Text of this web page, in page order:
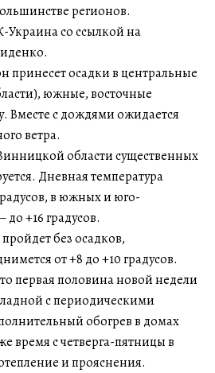
регионов.
Украина со ссылкой на
принесет осадки в центральные
южные, восточные
Вместе с дождями ожидается
ветра.
области существенных
Дневная температура
в южных и юго-
+16 градусов.
без осадков,
от +8 до +10 градусов.
первая половина новой недели
с периодическими
обогрев в домах
время с четверга-пятницы в
и прояснения.